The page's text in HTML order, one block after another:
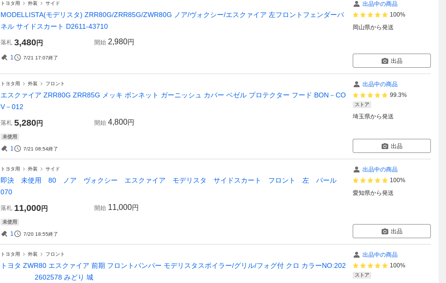
トヨタ用 外装 サイド
MODELLISTA(モデリスタ) ZRR80G/ZRR85G/ZWR80G ノア/ヴォクシー/エスクァイア 左フロントフェンダーパ
ネル サイドスカート D2611-43710
落札 3,480円 開始 2,980円
1 7/21 17:07終了
出品中の商品
100%
岡山県から発送
出品
トヨタ用 外装 フロント
エスクァイア ZRR80G ZRR85G メッキ ボンネット ガーニッシュ カバー ベゼル プロテクター フード BON－CO
V－012
落札 5,280円 開始 4,800円
未使用
1 7/21 08:54終了
出品中の商品
99.3%
ストア
埼玉県から発送
出品
トヨタ用 外装 サイド
即決 未使用 80 ノア ヴォクシー エスクァイア モデリスタ サイドスカート フロント 左 パール
070
落札 11,000円 開始 11,000円
未使用
1 7/20 18:55終了
出品中の商品
100%
愛知県から発送
出品
トヨタ用 外装 フロント
トヨタ ZWR80 エスクァイア 前期 フロントバンパー モデリスタスポイラー/グリル/フォグ付 クロ カラーNO:202
2602578 みどり 城
出品中の商品
100%
ストア